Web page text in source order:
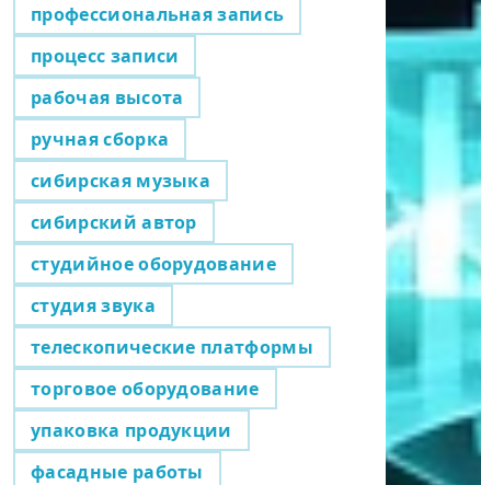
профессиональная запись
процесс записи
рабочая высота
ручная сборка
сибирская музыка
сибирский автор
студийное оборудование
студия звука
телескопические платформы
торговое оборудование
упаковка продукции
фасадные работы